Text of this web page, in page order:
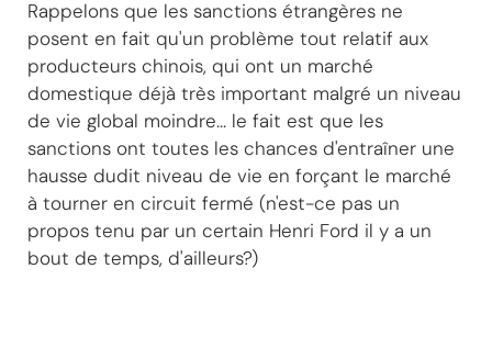
Rappelons que les sanctions étrangères ne
posent en fait qu'un problème tout relatif aux
producteurs chinois, qui ont un marché
domestique déjà très important malgré un niveau
de vie global moindre... le fait est que les
sanctions ont toutes les chances d'entraîner une
hausse dudit niveau de vie en forçant le marché
à tourner en circuit fermé (n'est-ce pas un
propos tenu par un certain Henri Ford il y a un
bout de temps, d'ailleurs?)